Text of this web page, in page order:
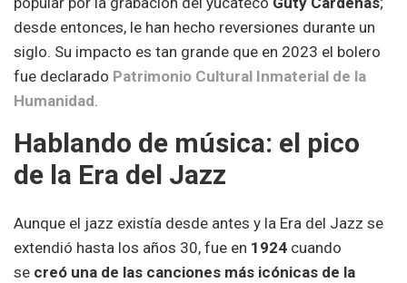
desde entonces, le han hecho reversiones durante un
siglo. Su impacto es tan grande que en 2023 el bolero
fue declarado Patrimonio Cultural Inmaterial de la
Humanidad.
Hablando de música: el pico
de la Era del Jazz
Aunque el jazz existía desde antes y la Era del Jazz se
extendió hasta los años 30, fue en 1924 cuando
se creó una de las canciones más icónicas de la